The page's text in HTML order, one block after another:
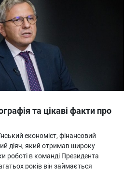
та цікаві факти про
економіст, фінансовий
діяч, який отримав широку
роботі в команді Президента
років він займається